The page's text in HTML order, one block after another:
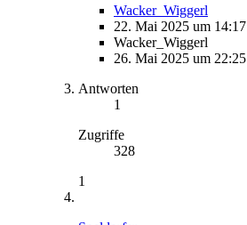
Wacker_Wiggerl
22. Mai 2025 um 14:17
Wacker_Wiggerl
26. Mai 2025 um 22:25
Antworten
1
Zugriffe
328
1